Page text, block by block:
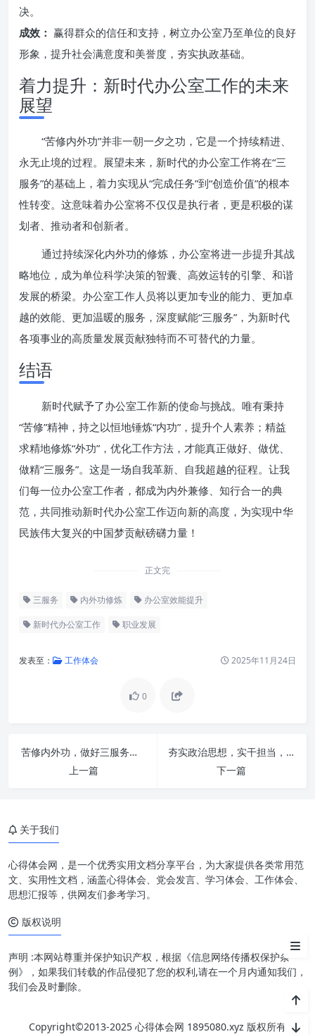
决。
成效： 赢得群众的信任和支持，树立办公室乃至单位的良好
形象，提升社会满意度和美誉度，夯实执政基础。
着力提升：新时代办公室工作的未来
展望
“苦修内外功”并非一朝一夕之功，它是一个持续精进、
永无止境的过程。展望未来，新时代的办公室工作将在“三
服务”的基础上，着力实现从“完成任务”到“创造价值”的根本
性转变。这意味着办公室将不仅仅是执行者，更是积极的谋
划者、推动者和创新者。
通过持续深化内外功的修炼，办公室将进一步提升其战
略地位，成为单位科学决策的智囊、高效运转的引擎、和谐
发展的桥梁。办公室工作人员将以更加专业的能力、更加卓
越的效能、更加温暖的服务，深度赋能“三服务”，为新时代
各项事业的高质量发展贡献独特而不可替代的力量。
结语
新时代赋予了办公室工作新的使命与挑战。唯有秉持
“苦修”精神，持之以恒地锤炼“内功”，提升个人素养；精益
求精地修炼“外功”，优化工作方法，才能真正做好、做优、
做精“三服务”。这是一场自我革新、自我超越的征程。让我
们每一位办公室工作者，都成为内外兼修、知行合一的典
范，共同推动新时代办公室工作迈向新的高度，为实现中华
民族伟大复兴的中国梦贡献磅礴力量！
正文完
三服务 内外功修炼 办公室效能提升
新时代办公室工作 职业发展
发表至： 工作体会 2025年11月24日
0
苦修内外功，做好三服务：新时代办公室工作提质增效的必由之路
上一篇
夯实政治思想，实干担当，重效率：构建新时代发展引擎
下一篇
“苦修内功”：筑牢根基，提升核
路径与成效
着力提升：新时代办公室工作的
关于我们
心得体会网，是一个优秀实用文档分享平台，为大家提供各类常用范
文、实用性文档，涵盖心得体会、党会发言、学习体会、工作体会、
思想汇报等，供网友们参考学习。
版权说明
声明 :本网站尊重并保护知识产权，根据《信息网络传播权保护条
例》，如果我们转载的作品侵犯了您的权利,请在一个月内通知我们，
我们会及时删除。
Copyright©2013-2025 心得体会网 1895080.xyz 版权所有